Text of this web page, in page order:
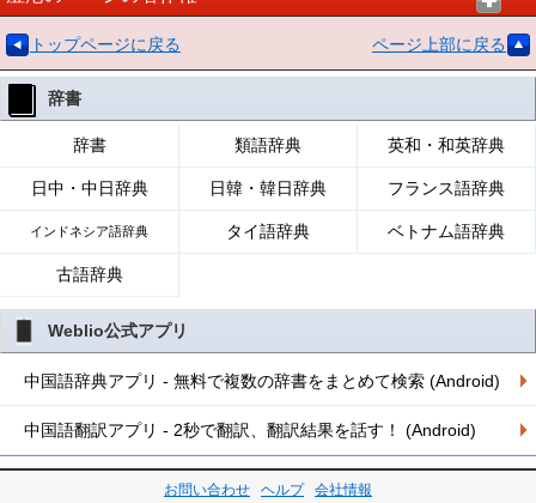
トップページに戻る ページ上部に戻る
辞書
辞書 類語辞典 英和・和英辞典
日中・中日辞典 日韓・韓日辞典 フランス語辞典
インドネシア語辞典 タイ語辞典 ベトナム語辞典
古語辞典
Weblio公式アプリ
中国語辞典アプリ - 無料で複数の辞書をまとめて検索 (Android)
中国語翻訳アプリ - 2秒で翻訳、翻訳結果を話す！ (Android)
お問い合わせ ヘルプ 会社情報